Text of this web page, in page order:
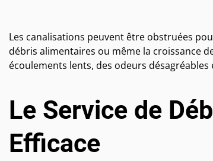
Les canalisations peuvent être obstruées
débris alimentaires ou même la croissance
écoulements lents, des odeurs
Le Service de
Efficace